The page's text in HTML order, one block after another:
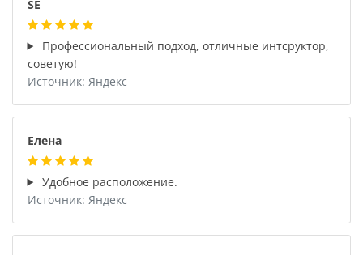
SE
Профессиональный подход, отличные интсруктор,
советую!
Источник: Яндекс
Елена
Удобное расположение.
Источник: Яндекс